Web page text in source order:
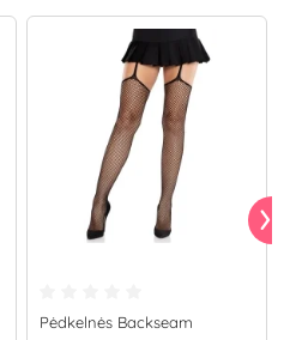
Pėdkelnės Backseam